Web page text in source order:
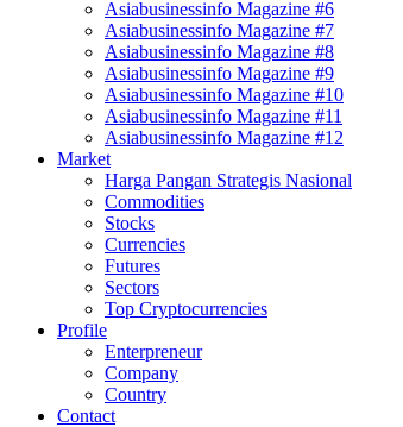
Asiabusinessinfo Magazine #6
Asiabusinessinfo Magazine #7
Asiabusinessinfo Magazine #8
Asiabusinessinfo Magazine #9
Asiabusinessinfo Magazine #10
Asiabusinessinfo Magazine #11
Asiabusinessinfo Magazine #12
Market
Harga Pangan Strategis Nasional
Commodities
Stocks
Currencies
Futures
Sectors
Top Cryptocurrencies
Profile
Enterpreneur
Company
Country
Contact